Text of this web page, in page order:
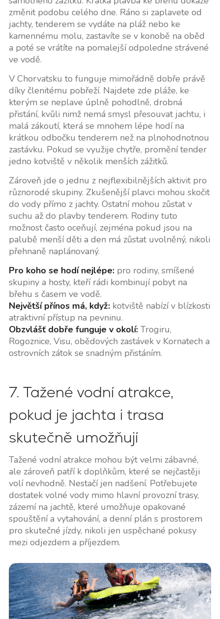
změnit podobu celého dne. Ráno si zaplavete od
jachty, tenderem se vydáte na pláž nebo ke
kamennému molu, zastavíte se v konobě na oběd
a poté se vrátíte na pomalejší odpoledne strávené
ve vodě.
V Chorvatsku to funguje mimořádně dobře právě
díky členitému pobřeží. Najdete zde pláže, ke
kterým se neplave úplně pohodlně, drobná
přistání, kvůli nimž nemá smysl přesouvat jachtu, i
malá zákoutí, která se mnohem lépe hodí na
krátkou odbočku tenderem než na plnohodnotnou
zastávku. Pokud se využije chytře, promění tender
jedno kotviště v několik menších zážitků.
Zároveň jde o jednu z nejflexibilnějších aktivit pro
různorodé skupiny. Zkušenější plavci mohou skočit
do vody přímo z jachty. Ostatní mohou zůstat v
suchu až do plavby tenderem. Rodiny tuto
možnost často oceňují, zejména pokud jsou na
palubě menší děti a den má zůstat uvolněný, nikoli
přehnaně naplánovaný.
Pro koho se hodí nejlépe:pro rodiny, smíšené
skupiny a hosty, kteří rádi kombinují pobyt na
břehu s časem ve vodě.
Největší přínos má, když:kotviště nabízí v blízkosti
atraktivní přístup na pevninu.
Obzvlášť dobře funguje v okolí:Trogiru,
Rogoznice, Visu, obědových zastávek v Kornatech a
ostrovních zátok se snadným přistáním.
7. Tažené vodní atrakce,
pokud je jachta i trasa
skutečně umožňují
Tažené vodní atrakce mohou být velmi zábavné,
ale zároveň patří k doplňkům, které se nejčastěji
volí nevhodně. Nestačí jen nadšení. Potřebujete
dostatek volné vody mimo hlavní provozní trasy,
zázemí na jachtě, které umožňuje opakované
spouštění a vytahování, a denní plán s prostorem
pro skutečné jízdy, nikoli jen uspěchané pokusy
mezi odjezdem a příjezdem.